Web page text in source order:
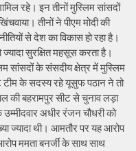
रहे। इन तीनों मुस्लिम सांसदों
तीनों ने पीएम मोदी की
से देश का विकास हो रहा है।
सुरक्षित महसूस करता है।
सांसदों के संसदीय क्षेत्र में मुस्लिम
टीम के सदस्य रहे यूसुफ पठान ने तो
की बहरामपुर सीट से चुनाव लड़ा
अधीर रंजन चौधरी को
ज्यादा थी। आमतौर पर यह आरोप
ममता बनर्जी के साथ साथ